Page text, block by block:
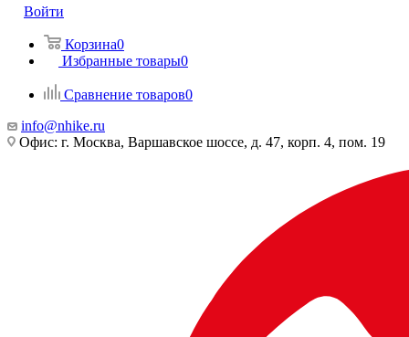
Войти
Корзина0
Избранные товары0
Сравнение товаров0
info@nhike.ru
Офис: г. Москва, Варшавское шоссе, д. 47, корп. 4, пом. 19